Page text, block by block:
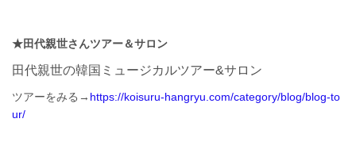
★田代親世さんツアー＆サロン
田代親世の韓国ミュージカルツアー&サロン
ツアーをみる→ https://koisuru-hangryu.com/category/blog/blog-to
ur/